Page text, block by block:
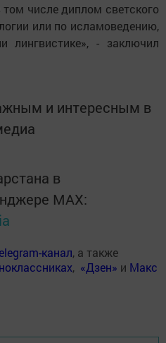
числе диплом светского
или по исламоведению,
лингвистике», - заключил
и интересным в
в
MАХ:
канал, а также
, «Дзен» и Макс